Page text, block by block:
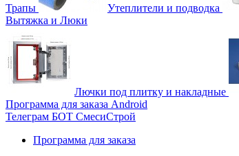
Трапы Утеплители и подводка
Вытяжка и Люки
Лючки под плитку и накладные
Программа для заказа Android
Телеграм БОТ СмесиСтрой
Программа для заказа